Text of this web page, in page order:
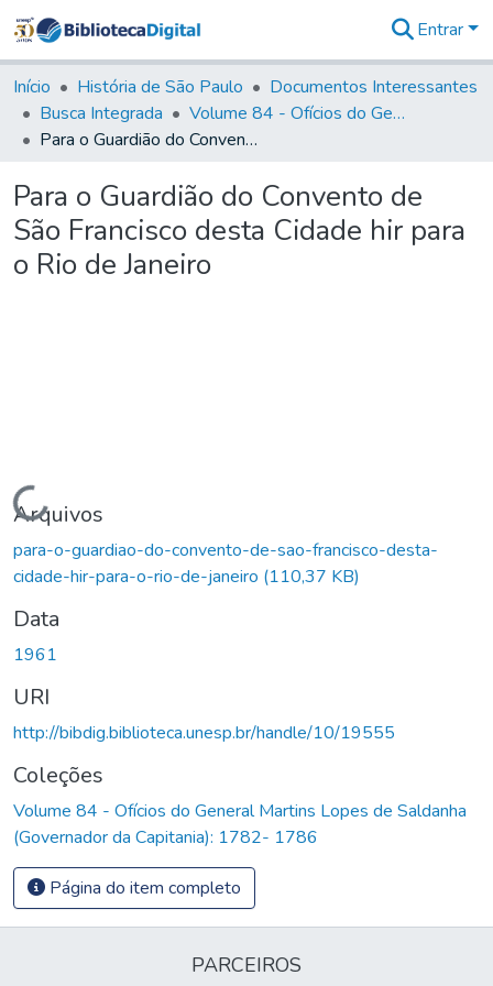
&
Coleções
Tudo na
Biblioteca
Estatísticas
Entrar
Início História de São Paulo
Documentos Interessantes
Busca Integrada
Volume 84 - Ofícios do General Martins Lopes de Saldanha (Governador da Capitania): 1782- 1786
Para o Guardião do Convento de São Francisco desta Cidade hir para o Rio de Janeiro
Para o Guardião do Convento de
São Francisco desta Cidade hir para
o Rio de Janeiro
Carregando...
Arquivos
para-o-guardiao-do-convento-de-sao-francisco-desta-
cidade-hir-para-o-rio-de-janeiro (110,37 KB)
Data
1961
URI
http://bibdig.biblioteca.unesp.br/handle/10/19555
Coleções
Volume 84 - Ofícios do General Martins Lopes de Saldanha
(Governador da Capitania): 1782- 1786
Página do item completo
PARCEIROS